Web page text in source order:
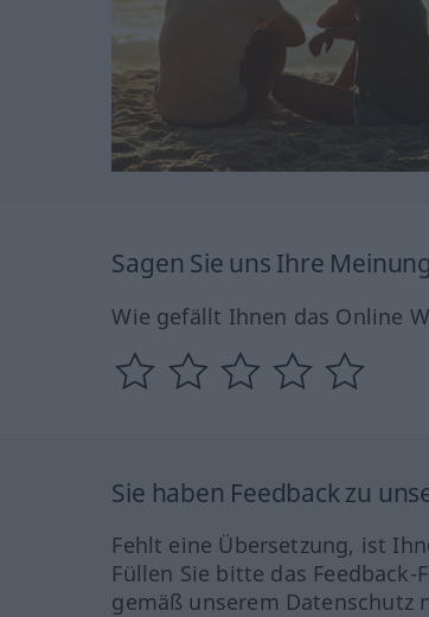
Sagen Sie uns Ihre
Wie gefällt Ihnen das Online
Sie haben Feedback zu
Fehlt eine Übersetzung, ist
Füllen Sie bitte das
gemäß unserem Datenschutz